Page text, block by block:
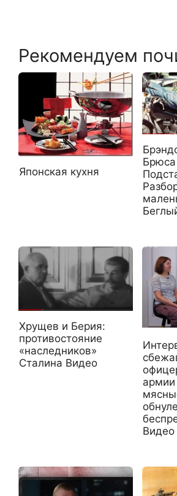
Рекомендуем
Японская кухня
Хрущев и Берия:
противостояние
«наследников»
Сталина Видео
армии
Видео